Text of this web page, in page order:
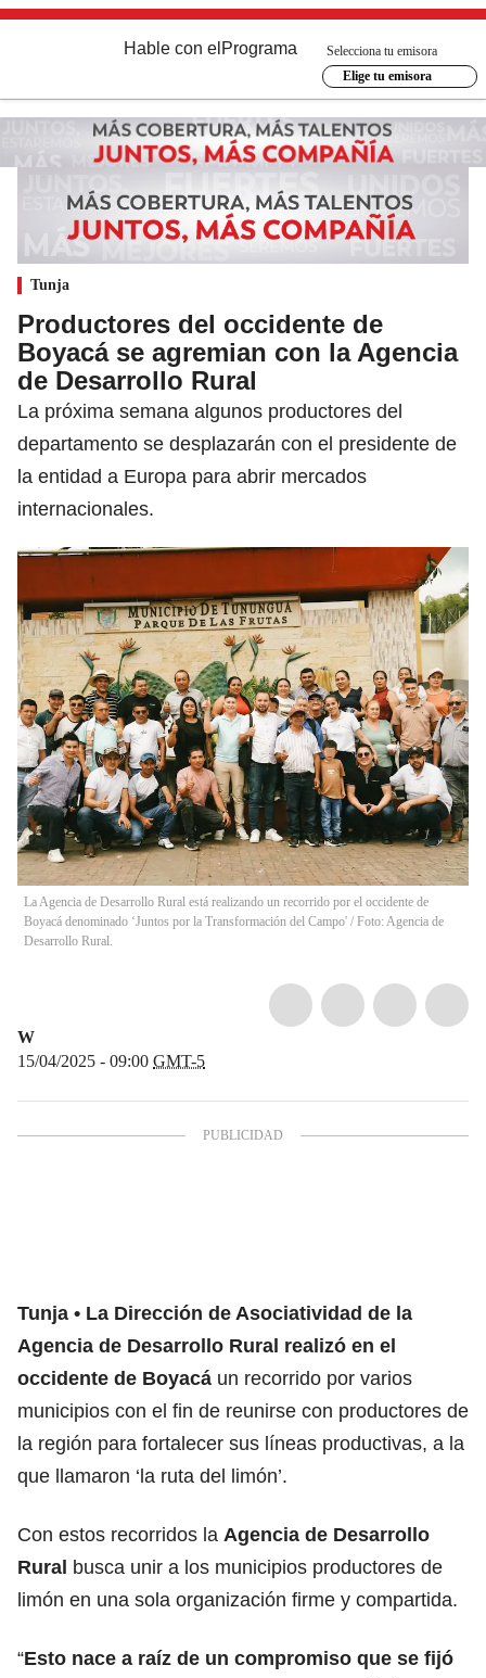
Hable con el Programa
Selecciona tu emisora
Elige tu emisora
Tunja
Productores del occidente de
Boyacá se agremian con la Agencia
de Desarrollo Rural
La próxima semana algunos productores del
departamento se desplazarán con el presidente de
la entidad a Europa para abrir mercados
internacionales.
La Agencia de Desarrollo Rural está realizando un recorrido por el occidente de
Boyacá denominado ‘Juntos por la Transformación del Campo' / Foto: Agencia de
Desarrollo Rural.
W
15/04/2025 - 09:00 GMT-5
Tunja
La Dirección de Asociatividad de la
Agencia de Desarrollo Rural realizó en el
occidente de Boyacá un recorrido por varios
municipios con el fin de reunirse con productores de
la región para fortalecer sus líneas productivas, a la
que llamaron ‘la ruta del limón’.
Con estos recorridos la Agencia de Desarrollo
Rural busca unir a los municipios productores de
limón en una sola organización firme y compartida.
“Esto nace a raíz de un compromiso que se fijó